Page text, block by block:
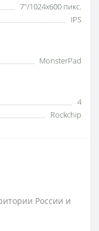
7"/1024х600 пикс.
IPS
MonsterPad
4
Rockchip
России и